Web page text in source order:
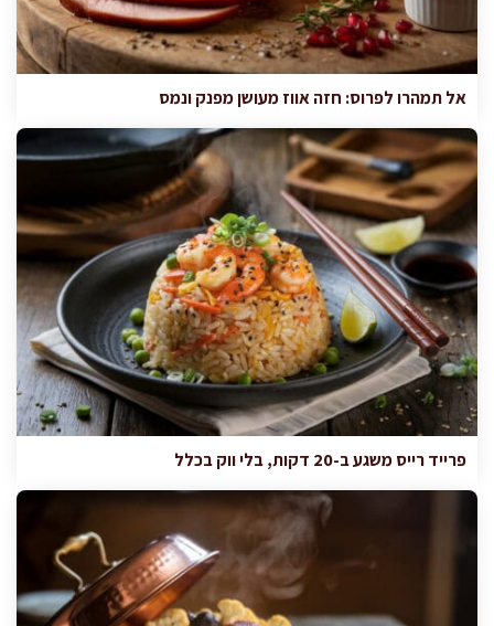
אל תמהרו לפרוס: חזה אווז מעושן מפנק ונמס
פרייד רייס משגע ב-20 דקות, בלי ווק בכלל